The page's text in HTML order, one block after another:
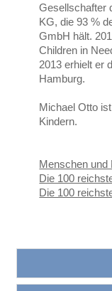
Gesellschafter
KG, die 93 %
GmbH hält.
Children in
2013 erhielt er
Hamburg.
Michael Otto
Kindern.
Menschen und
Die 100
Die 100